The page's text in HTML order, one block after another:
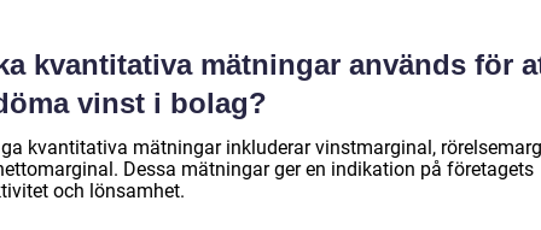
kvantitativa mätningar används för
vinst i bolag?
kvantitativa mätningar inkluderar vinstmarginal,
Dessa mätningar ger en indikation på företagets
och lönsamhet.